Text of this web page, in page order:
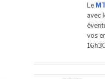
Le
avec
vos